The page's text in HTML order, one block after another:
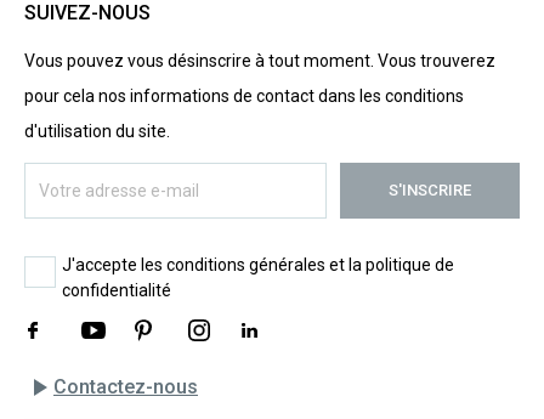
SUIVEZ-NOUS
Vous pouvez vous désinscrire à tout moment. Vous trouverez
pour cela nos informations de contact dans les conditions
d'utilisation du site.
J'accepte les conditions générales et la politique de
confidentialité
play_arrow Contactez-nous